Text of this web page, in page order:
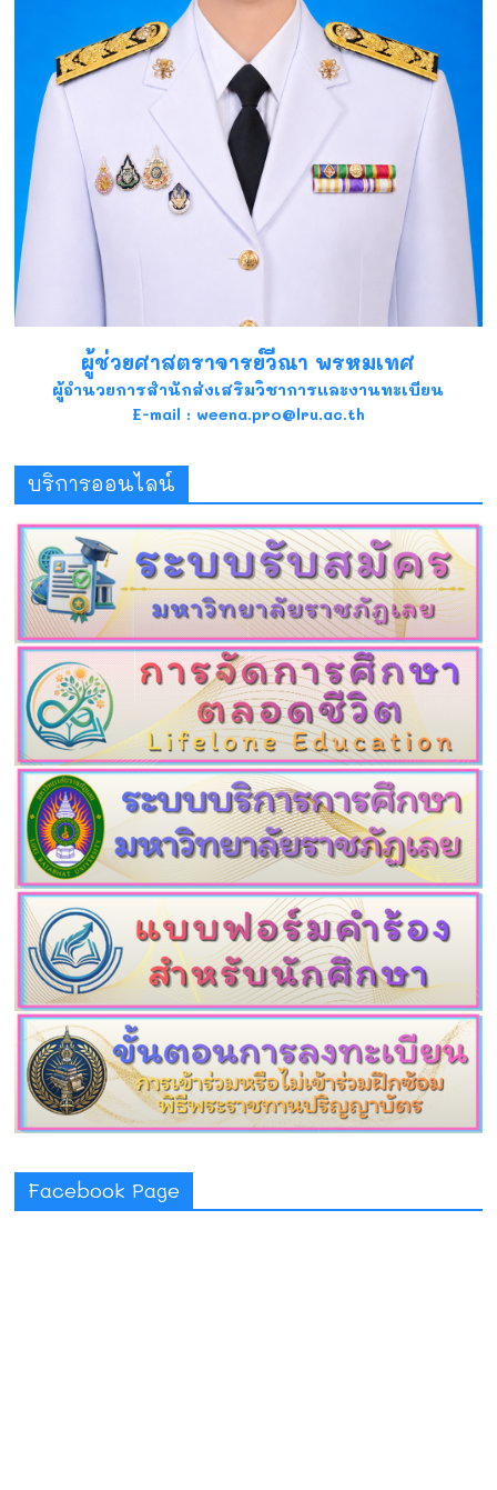
ผู้ช่วยศาสตราจารย์วีณา พรหมเทศ
ผู้อำนวยการสำนักส่งเสริมวิชาการและงานทะเบียน
E-mail : weena.pro@lru.ac.th
บริการออนไลน์
Facebook Page